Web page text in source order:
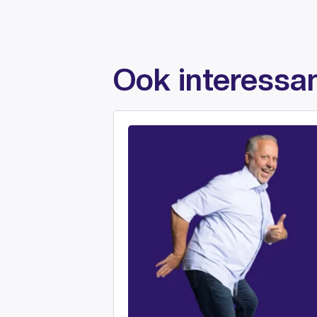
Ook